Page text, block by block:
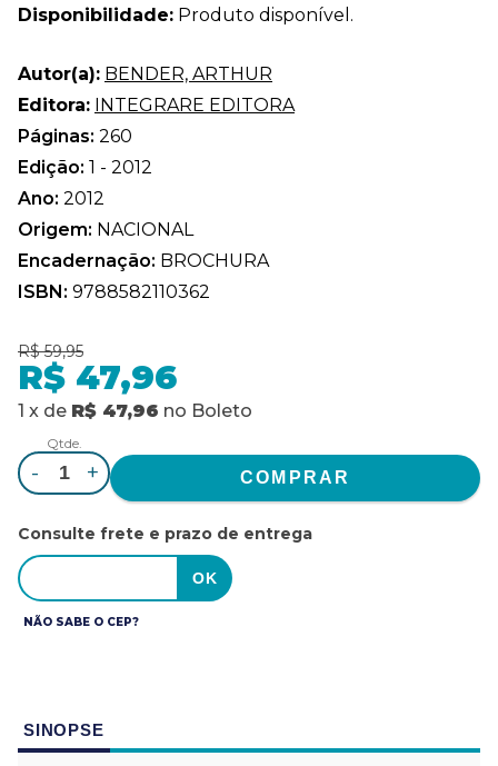
Disponibilidade: Produto disponível.
Autor(a): BENDER, ARTHUR
Editora: INTEGRARE EDITORA
Páginas: 260
Edição: 1 - 2012
Ano: 2012
Origem: NACIONAL
Encadernação: BROCHURA
ISBN: 9788582110362
R$ 59,95
R$ 47,96
1 x de R$ 47,96 no Boleto
Qtde.
- +
Consulte frete e prazo de entrega
NÃO SABE O CEP?
SINOPSE